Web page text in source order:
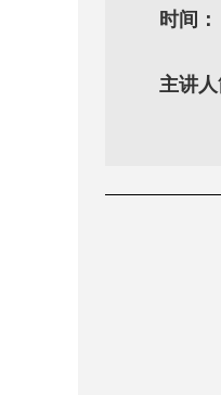
时间：
主讲人